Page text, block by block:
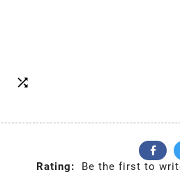

Rating: Be the first to